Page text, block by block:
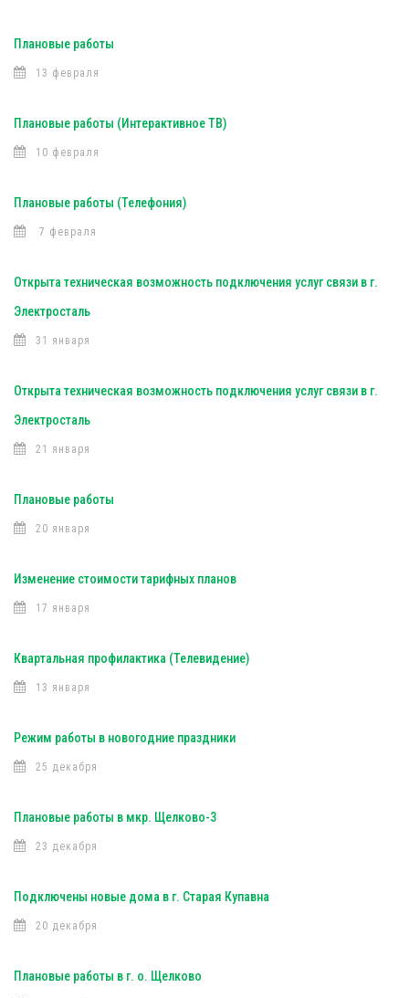
Плановые работы
13 февраля
Плановые работы (Интерактивное ТВ)
10 февраля
Плановые работы (Телефония)
7 февраля
Открыта техническая возможность подключения услуг связи в г.
Электросталь
31 января
Открыта техническая возможность подключения услуг связи в г.
Электросталь
21 января
Плановые работы
20 января
Изменение стоимости тарифных планов
17 января
Квартальная профилактика (Телевидение)
13 января
Режим работы в новогодние праздники
25 декабря
Плановые работы в мкр. Щелково-3
23 декабря
Подключены новые дома в г. Старая Купавна
20 декабря
Плановые работы в г. о. Щелково